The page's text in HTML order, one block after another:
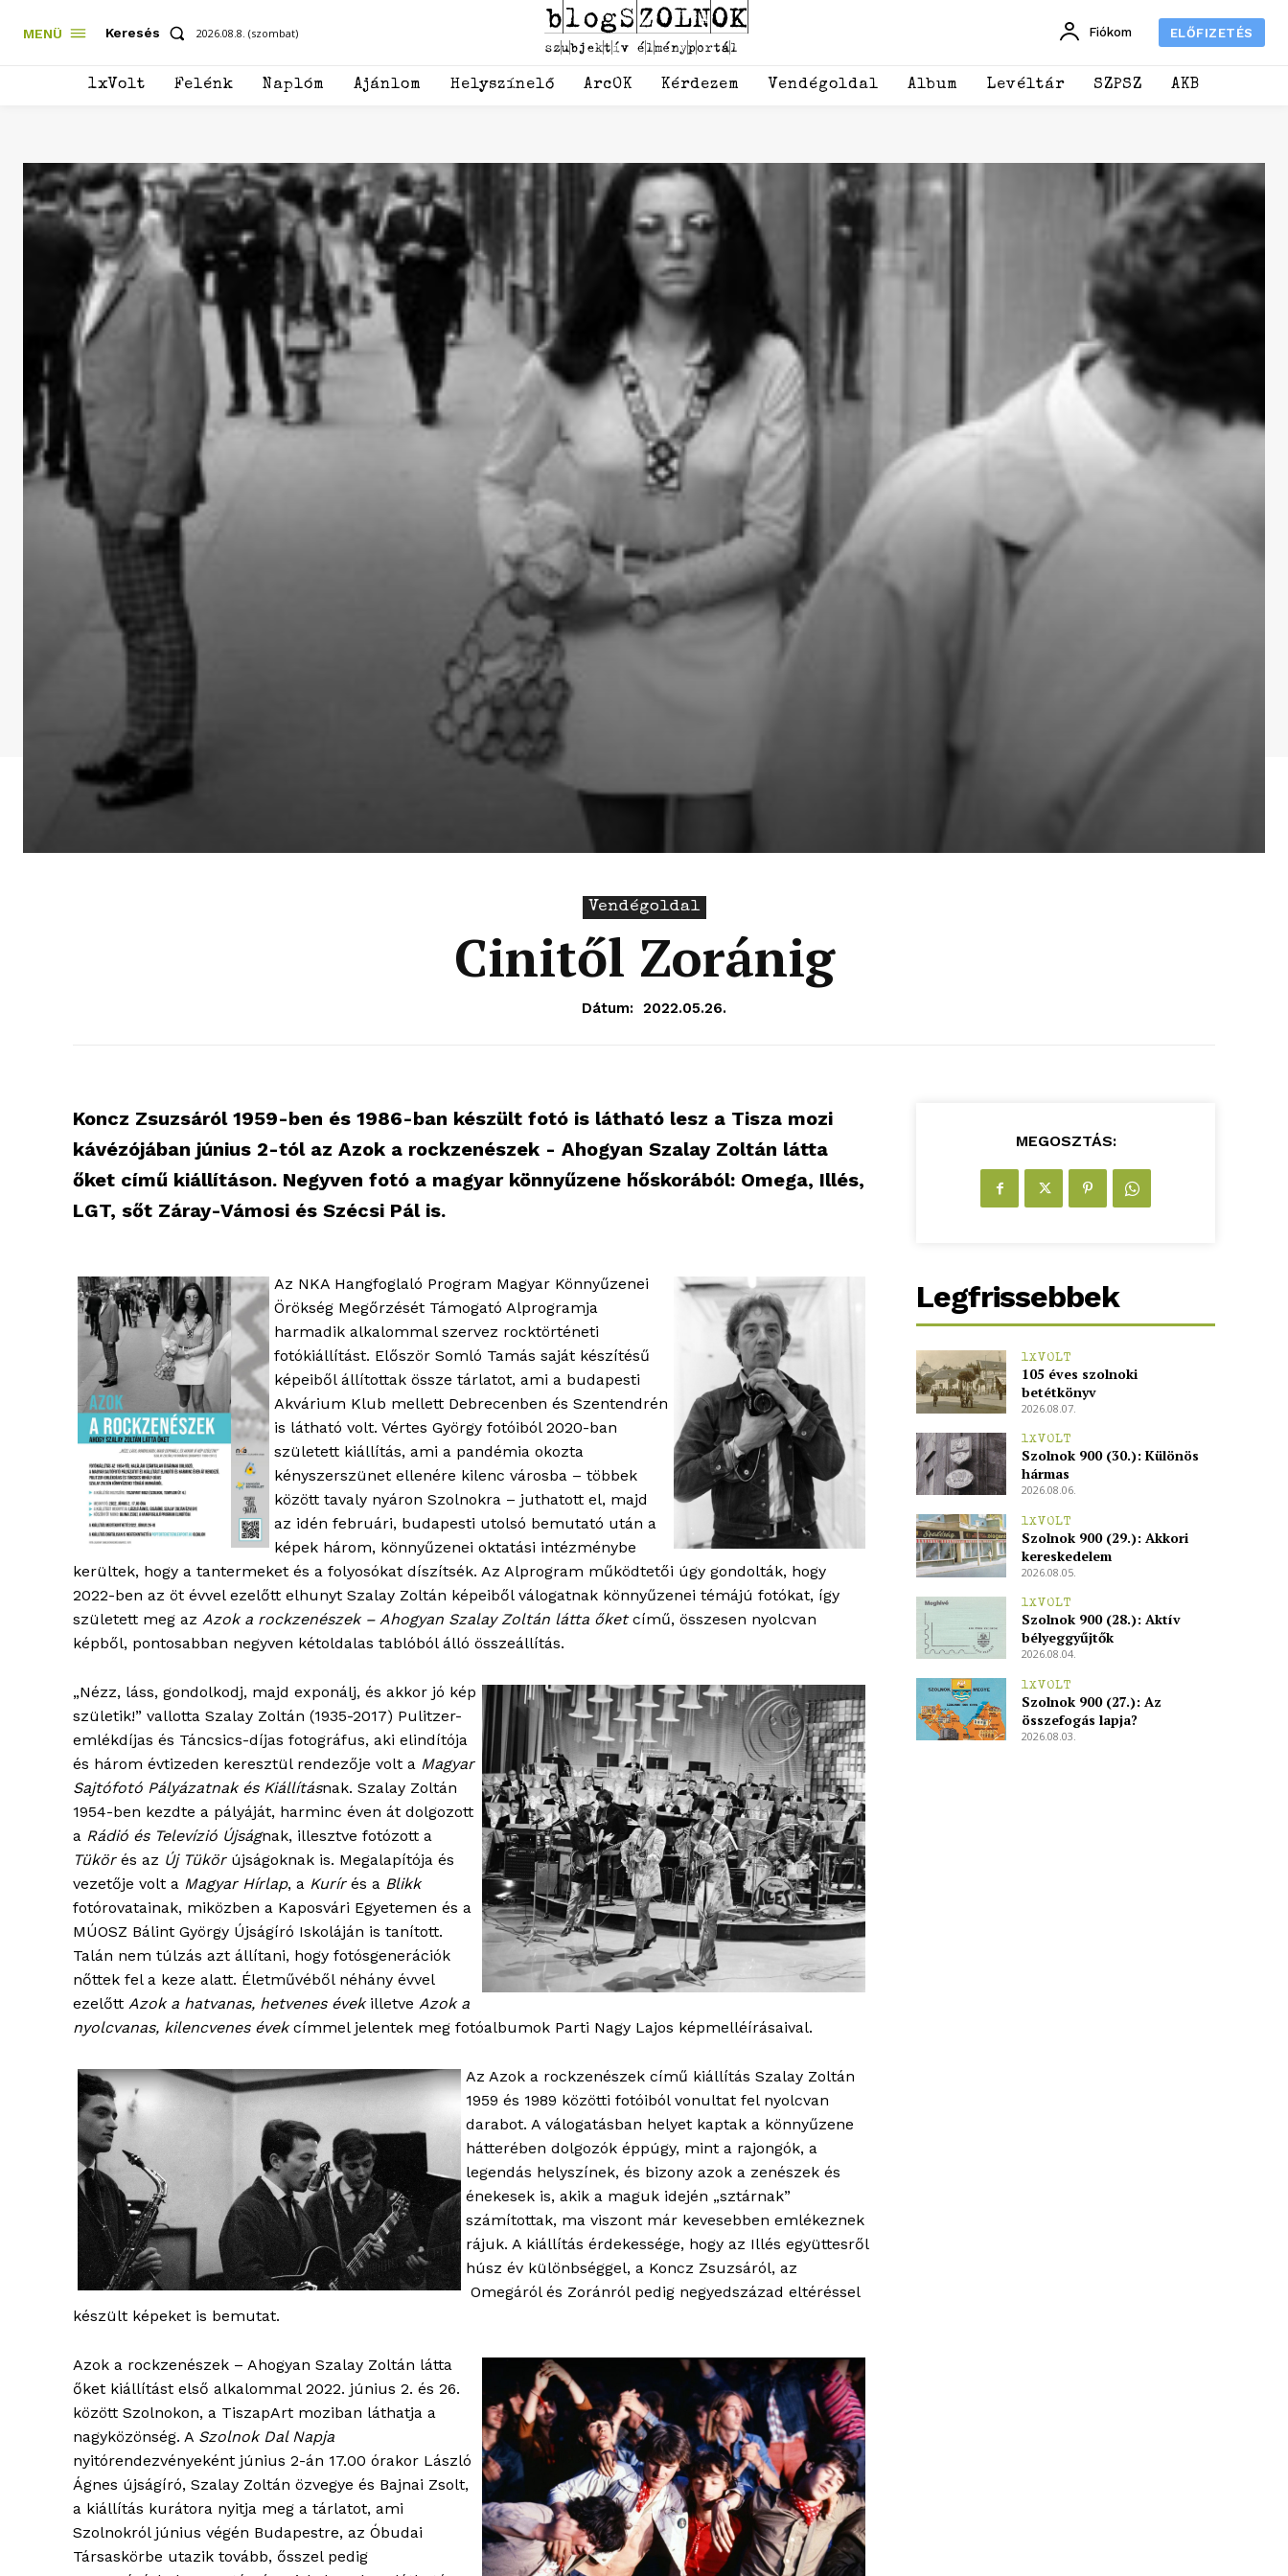
blogSZOLNOK
szubjektív
élményportál
ELŐFIZETÉS
Hasznos
bSZ fiók
Előfizetés
Kapcsolat
Adatkezelési tájékoztató
MENÜ Keresés 2026.08.8. (szombat) Fiókom ELŐFIZETÉS
1xVolt Felénk Naplóm Ajánlom Helyszínelő ArcOK Kérdezem Vendégoldal Album Levéltár SZPSZ AKB
Vendégoldal
Cinitől Zoránig
Dátum: 2022.05.26.
Koncz Zsuzsáról 1959-ben és 1986-ban készült fotó is látható lesz a Tisza mozi
kávézójában június 2-tól az Azok a rockzenészek - Ahogyan Szalay Zoltán látta
őket című kiállításon. Negyven fotó a magyar könnyűzene hőskorából: Omega, Illés,
LGT, sőt Záray-Vámosi és Szécsi Pál is.
Az NKA Hangfoglaló Program Magyar Könnyűzenei
Örökség Megőrzését Támogató Alprogramja
harmadik alkalommal szervez rocktörténeti
fotókiállítást. Először Somló Tamás saját készítésű
képeiből állítottak össze tárlatot, ami a budapesti
Akvárium Klub mellett Debrecenben és Szentendrén
is látható volt. Vértes György fotóiból 2020-ban
született kiállítás, ami a pandémia okozta
kényszerszünet ellenére kilenc városba – többek
között tavaly nyáron Szolnokra – juthatott el, majd
az idén februári, budapesti utolsó bemutató után a
képek három, könnyűzenei oktatási intézménybe
kerültek, hogy a tantermeket és a folyosókat díszítsék. Az Alprogram működtetői úgy gondolták, hogy
2022-ben az öt évvel ezelőtt elhunyt Szalay Zoltán képeiből válogatnak könnyűzenei témájú fotókat, így
született meg az Azok a rockzenészek – Ahogyan Szalay Zoltán látta őketcímű, összesen nyolcvan
képből, pontosabban negyven kétoldalas tablóból álló összeállítás.
„Nézz, láss, gondolkodj, majd exponálj, és akkor jó kép
születik!” vallotta Szalay Zoltán (1935-2017) Pulitzer-
emlékdíjas és Táncsics-díjas fotográfus, aki elindítója
és három évtizeden keresztül rendezője volt a Magyar
Sajtófotó Pályázatnak és Kiállításnak. Szalay Zoltán
1954-ben kezdte a pályáját, harminc éven át dolgozott
a Rádió és Televízió Újságnak, illesztve fotózott a
Tükörés az Új Tükörújságoknak is. Megalapítója és
vezetője volt a Magyar Hírlap, a Kurírés a Blikk
fotórovatainak, miközben a Kaposvári Egyetemen és a
MÚOSZ Bálint György Újságíró Iskoláján is tanított.
Talán nem túlzás azt állítani, hogy fotósgenerációk
nőttek fel a keze alatt. Életművéből néhány évvel
ezelőtt Azok a hatvanas, hetvenes évekilletve Azok a
nyolcvanas, kilencvenes évekcímmel jelentek meg fotóalbumok Parti Nagy Lajos képmelléírásaival.
Az Azok a rockzenészek című kiállítás Szalay Zoltán
1959 és 1989 közötti fotóiból vonultat fel nyolcvan
darabot. A válogatásban helyet kaptak a könnyűzene
hátterében dolgozók éppúgy, mint a rajongók, a
legendás helyszínek, és bizony azok a zenészek és
énekesek is, akik a maguk idején „sztárnak”
számítottak, ma viszont már kevesebben emlékeznek
rájuk. A kiállítás érdekessége, hogy az Illés együttesről
húsz év különbséggel, a Koncz Zsuzsáról, az
Omegáról és Zoránról pedig negyedszázad eltéréssel
készült képeket is bemutat.
Azok a rockzenészek – Ahogyan Szalay Zoltán látta
őket kiállítást első alkalommal 2022. június 2. és 26.
között Szolnokon, a TiszapArt moziban láthatja a
nagyközönség. A Szolnok Dal Napja
nyitórendezvényeként június 2-án 17.00 órakor László
Ágnes újságíró, Szalay Zoltán özvegye és Bajnai Zsolt,
a kiállítás kurátora nyitja meg a tárlatot, ami
Szolnokról június végén Budapestre, az Óbudai
Társaskörbe utazik tovább, ősszel pedig
MEGOSZTÁS:
Legfrissebbek
1XVOLT
105 éves szolnoki
betétkönyv
2026.08.07.
1XVOLT
Szolnok 900 (30.): Különös
hármas
2026.08.06.
1XVOLT
Szolnok 900 (29.): Akkori
kereskedelem
2026.08.05.
1XVOLT
Szolnok 900 (28.): Aktív
bélyeggyűjtők
2026.08.04.
1XVOLT
Szolnok 900 (27.): Az
összefogás lapja?
2026.08.03.